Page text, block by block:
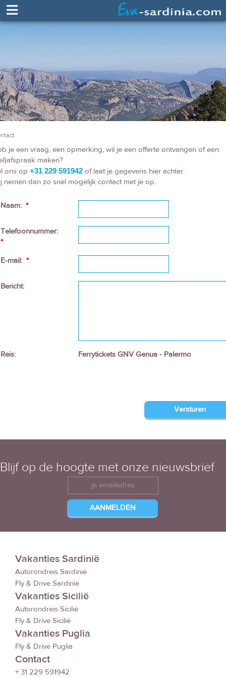
≡
je een vraag, een opmerking, wil je een offerte ontvangen of een
maken?
ons op +31 229 591942 of laat je gegevens hier achter.
nemen dan zo snel mogelijk contact met je op.
Naam: *
Telefoonnummer:
*
E-mail: *
Bericht:
Reis: Ferrytickets GNV Genua - Palermo
Blijf op de hoogte met onze nieuwsbrief
Vakanties Sardinië
Autorondreis Sardinië
Fly & Drive Sardinië
Vakanties Sicilië
Autorondreis Sicilië
Fly & Drive Sicilië
Vakanties Puglia
Fly & Drive Puglia
Contact
+ 31 229 591942